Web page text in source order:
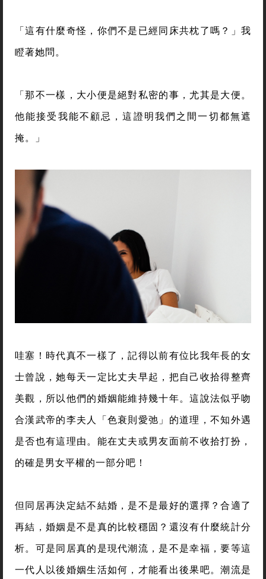
「這有什麼奇怪，你們不是已經同床共枕了嗎？」我
瞪著她問。
「那不一樣，大小便是絕對私密的事，尤其是大便。
他能接受我能不顧忌，這證明我們之間一切都無遮
掩。」
哇塞！時代真不一樣了，記得以前有位比我年長的女
士曾說，她每天一定比丈夫早起，把自己收拾得整齊
美觀，所以他們的婚姻能維持幾十年。這說法似乎吻
合漢武帝的李夫人「色衰則愛弛」的道理，不知外遇
是否也有這理由。能在丈夫或男友面前不收拾打扮，
的確是男女平權的一部分吧！
但同居再決定結不結婚，是不是最好的選擇？合適了
再結，婚姻是不是真的比較穩固？還沒有什麼統計分
析。可是同居真的是現代潮流，是不是幸福，要等這
一代人以後婚姻生活如何，才能看出後果吧。潮流是